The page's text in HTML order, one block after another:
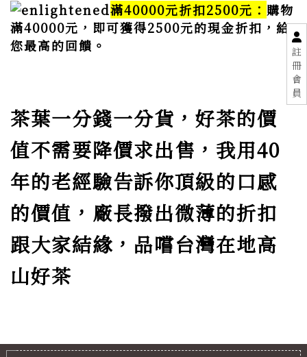
註
冊
會
員
滿40000元折扣2500元： 購物
滿40000元，即可獲得2500元的現金折扣，給
您最高的回饋。
茶葉一分錢一分貨，好茶的價
值不需要降價求出售，我用40
年的老經驗告訴你頂級的口感
的價值， 廠長撥出微薄的折扣
跟大家結緣，品嚐台灣在地高
山好茶